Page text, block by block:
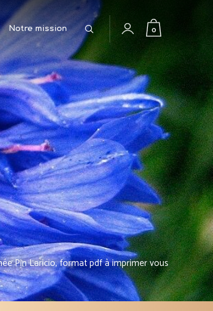
Notre mission
Rechercher
0
Pin Laricio, format pdf à imprimer vous